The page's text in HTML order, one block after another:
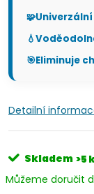
🧩Univerzální
💧
🎯Eliminuje
Detailní
Skladem >5